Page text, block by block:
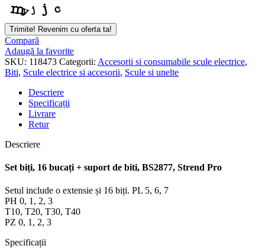
Trimite! Revenim cu oferta ta!
Compară
Adaugă la favorite
SKU: 118473 Categorii: Accesorii si consumabile scule electrice,
Biti, Scule electrice si accesorii, Scule si unelte
Descriere
Specificații
Livrare
Retur
Descriere
Set biți, 16 bucați + suport de biti, BS2877, Strend Pro
Setul include o extensie și 16 biți. PL 5, 6, 7
PH 0, 1, 2, 3
T10, T20, T30, T40
PZ 0, 1, 2, 3
Specificații